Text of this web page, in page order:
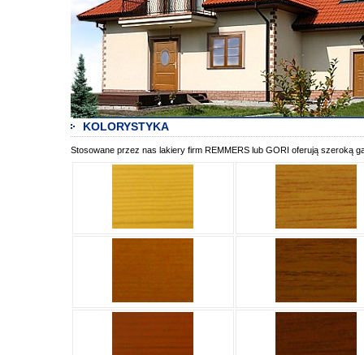
KOLORYSTYKA
Stosowane przez nas lakiery firm REMMERS lub GORI oferują szeroką